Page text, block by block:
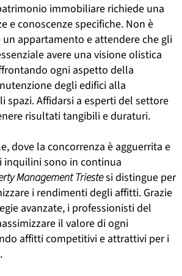
immobiliare richiede una
e conoscenze specifiche. Non è
appartamento e attendere che gli
avere una visione olistica
ogni aspetto della
degli edifici alla
spazi. Affidarsi a esperti del settore
risultati tangibili e duraturi.
dove la concorrenza è agguerrita e
inquilini sono in continua
Management Triestesi distingue per
i rendimenti degli affitti. Grazie
avanzate, i professionisti del
il valore di ogni
affitti competitivi e attrattivi per i